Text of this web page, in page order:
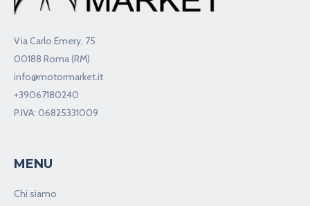
Via Carlo Emery, 75
00188 Roma (RM)
info@motormarket.it
+39067180240
P.IVA: 06825331009
MENU
Chi siamo